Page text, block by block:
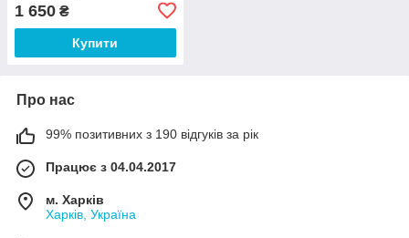
1 650 ₴
Купити
Про нас
99% позитивних з 190 відгуків за рік
Працює з 04.04.2017
м. Харків
Харків, Україна